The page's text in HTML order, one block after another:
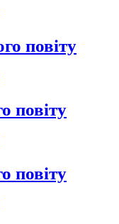
повіту
повіту
повіту